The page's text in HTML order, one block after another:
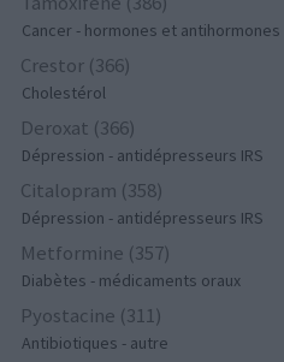
Cancer - hormones et antihormones
Crestor (366)
Cholestérol
Deroxat (366)
Dépression - antidépresseurs IRS
Citalopram (358)
Dépression - antidépresseurs IRS
Metformine (357)
Diabètes - médicaments oraux
Pyostacine (311)
Antibiotiques - autre